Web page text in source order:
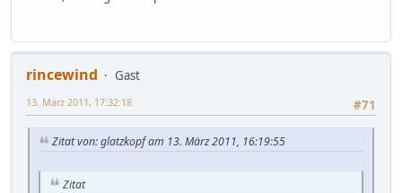
rincewind
Gast
#71
13. März 2011, 17:32:18
Zitat von: glatzkopf am 13. März 2011, 16:19:55
Zitat